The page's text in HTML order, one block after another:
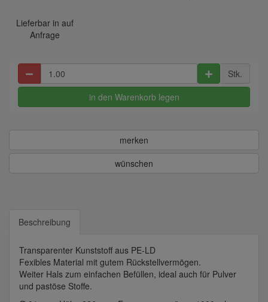
Lieferbar in auf
Anfrage
Stk.
in den Warenkorb legen
merken
wünschen
Beschreibung
Transparenter Kunststoff aus PE-LD
Fexibles Material mit gutem Rückstellvermögen.
Weiter Hals zum einfachen Befüllen, ideal auch für Pulver
und pastöse Stoffe.